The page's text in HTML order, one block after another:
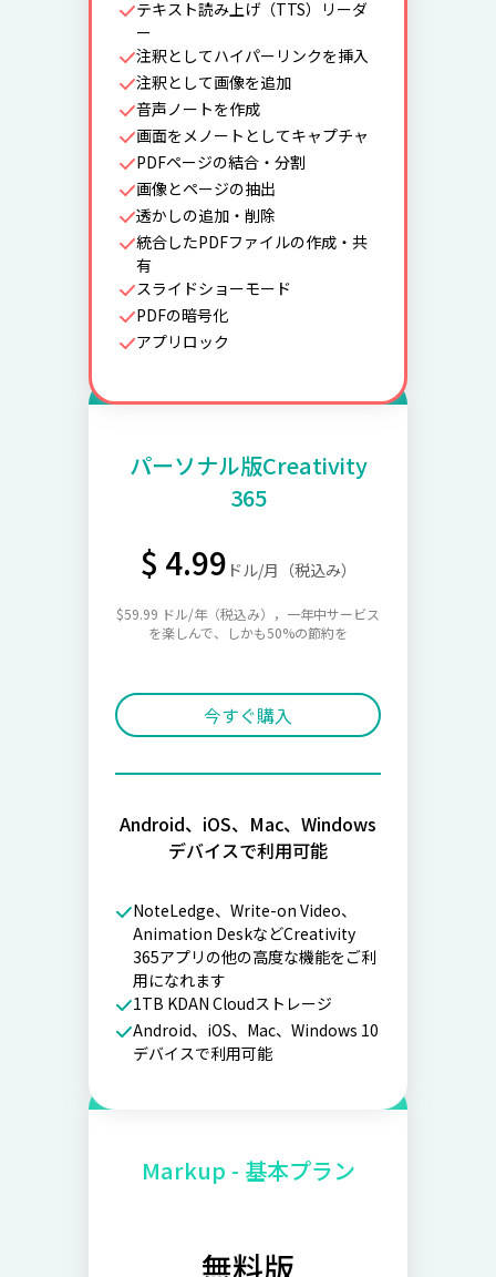
Markup - 基本プラン
無料版
テキスト読み上げ（TTS）リーダ
ー
注釈としてハイパーリンクを挿入
注釈として画像を追加
音声ノートを作成
画面をメノートとしてキャプチャ
PDFページの結合・分割
画像とページの抽出
透かしの追加・削除
統合したPDFファイルの作成・共
有
スライドショーモード
PDFの暗号化
アプリロック
パーソナル版Creativity
365
$ 4.99 ドル/月（税込み）
$59.99 ドル/年（税込み），一年中サービス
を楽しんで、しかも50%の節約を
今すぐ購入
Android、iOS、Mac、Windows
デバイスで利用可能
NoteLedge、Write-on Video、
Animation DeskなどCreativity
365アプリの他の高度な機能をご利
用になれます
1TB KDAN Cloudストレージ
Android、iOS、Mac、Windows 10
デバイスで利用可能